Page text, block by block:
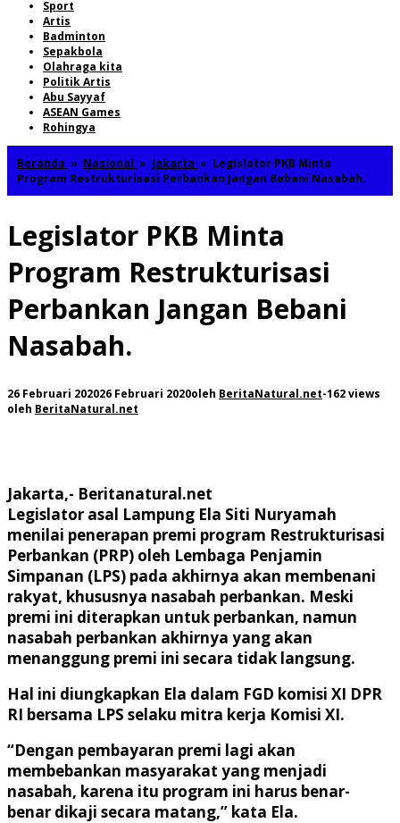
Sport
Artis
Badminton
Sepakbola
Olahraga kita
Politik Artis
Abu Sayyaf
ASEAN Games
Rohingya
Beranda » Nasional » Jakarta » Legislator PKB Minta
Program Restrukturisasi Perbankan Jangan Bebani Nasabah.
Legislator PKB Minta
Program Restrukturisasi
Perbankan Jangan Bebani
Nasabah.
26 Februari 202026 Februari 2020oleh BeritaNatural.net-162 views
oleh BeritaNatural.net
Jakarta,- Beritanatural.net
Legislator asal Lampung Ela Siti Nuryamah
menilai penerapan premi program Restrukturisasi
Perbankan (PRP) oleh Lembaga Penjamin
Simpanan (LPS) pada akhirnya akan membenani
rakyat, khususnya nasabah perbankan. Meski
premi ini diterapkan untuk perbankan, namun
nasabah perbankan akhirnya yang akan
menanggung premi ini secara tidak langsung.
Hal ini diungkapkan Ela dalam FGD komisi XI DPR
RI bersama LPS selaku mitra kerja Komisi XI.
“Dengan pembayaran premi lagi akan
membebankan masyarakat yang menjadi
nasabah, karena itu program ini harus benar-
benar dikaji secara matang,” kata Ela.